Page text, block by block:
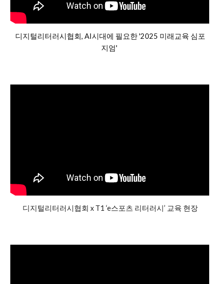
디지털리터러시협회, AI시대에 필요한 '2025 미래교육 심포
지엄'
디지털리터러시협회 x T1 ‘e스포츠 리터러시’ 교육 현장